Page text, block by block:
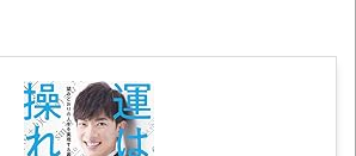
コンに勝手移植の「ギャラガ」
ン」「ムーンパトロール」
イムパイロット」が凄い。